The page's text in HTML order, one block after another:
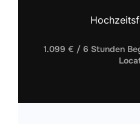
1.099 € / 6 Stunden